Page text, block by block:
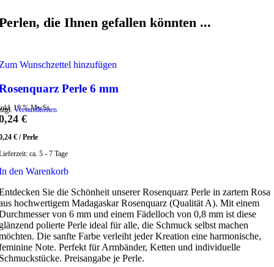
die Ihnen gefallen könnten ...
Wunschzettel hinzufügen
Perle 6 mm
19 % MwSt.
Versandkosten
€
€ /Perle
ca. 5 - 7 Tage
den Warenkorb
Sie die Schönheit unserer Rosenquarz Perle in zartem Rosa
hochwertigem Madagaskar Rosenquarz (Qualität A). Mit einem
von 6 mm und einem Fädelloch von 0,8 mm ist diese
polierte Perle ideal für alle, die Schmuck selbst machen
Die sanfte Farbe verleiht jeder Kreation eine harmonische,
Note. Perfekt für Armbänder, Ketten und individuelle
Preisangabe je Perle.